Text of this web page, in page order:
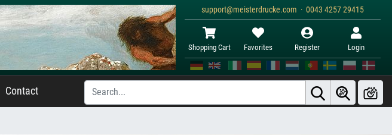
support@meisterdrucke.com · 0043 4257 29415
Shopping Cart Favorites Register Login
Contact